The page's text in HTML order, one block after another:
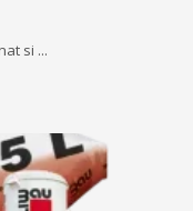
si ...